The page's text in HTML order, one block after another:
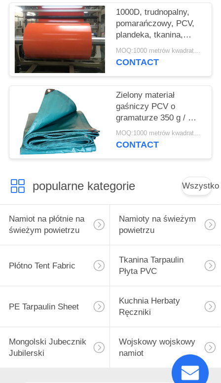
1000D, trudnopalny,
pomarańczowy, PCV,
plandeka, tkanina,
rolka, do, osłona, cień,
namiot
MOQ:1000 metrów kwadratowych
CONTACT
Zielony materiał
gaśniczy PCV o
gramaturze 350 g / m2,
przeznaczony do
samochodów
utlenianiu
MOQ:1000 metrów kwadratowych
CONTACT
popularne kategorie Wszystko
Namiot na płótnie na
świeżym powietrzu
Namioty na świeżym
powietrzu
Płótno Tent Fabric
Tkanina Tarpaulin
Płyta PVC
PE Tarpaulin Sheet
Kuchnia Herbaty
Ręczniki
Mongolski Jubecznik
Jubilerski
Wojskowy wojskowy
namiot